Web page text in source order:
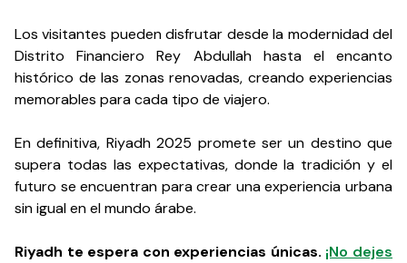
Los visitantes pueden disfrutar desde la modernidad del
Distrito Financiero Rey Abdullah hasta el encanto
histórico de las zonas renovadas, creando experiencias
memorables para cada tipo de viajero.
En definitiva, Riyadh 2025 promete ser un destino que
supera todas las expectativas, donde la tradición y el
futuro se encuentran para crear una experiencia urbana
sin igual en el mundo árabe.
Riyadh te espera con experiencias únicas. ¡No dejes